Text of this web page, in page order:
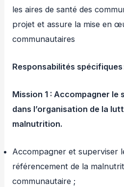
les aires de santé des
projet et assure la mise en
communautaires
Responsabilités spécifiques
Mission 1 : Accompagner le
dans l’organisation de la
malnutrition.
Accompagner et superviser
référencement de la
communautaire ;